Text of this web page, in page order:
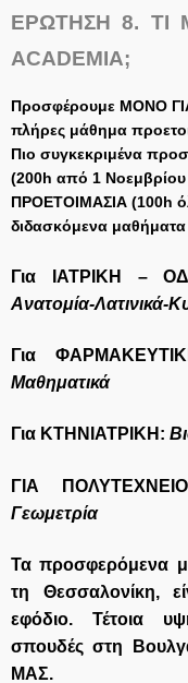
ΕΡΩΤΗΣΗ 8. ΤΙ
ACADEMIA;
Προσφέρουμε ΜΟΝΟ
πλήρες μάθημα
Πιο συγκεκριμένα
(200h από 1
ΠΡΟΕΤΟΙΜΑΣΙΑ (100h
διδασκόμενα
Για ΙΑΤΡΙΚΗ –
Ανατομία-Λατινικά-
Για
Μαθηματικά
Για ΚΤΗΝΙΑΤΡΙΚΗ:
ΓΙΑ
Γεωμετρία
Τα προσφερόμενα
τη Θεσσαλονίκη,
εφόδιο. Τέτοια
σπουδές στη
ΜΑΣ.